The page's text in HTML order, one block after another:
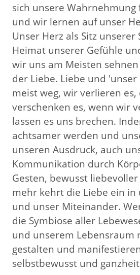
sich unsere Wahrnehmung
und wir lernen auf unser
Unser Herz als Sitz unserer
Heimat unserer Gefühle
wir uns am Meisten
der Liebe. Liebe und
meist weg, wir verlieren es,
verschenken es, wenn wir
lassen es uns brechen.
achtsamer werden und
unseren Ausdruck, auch
Kommunikation durch
Gesten, bewusst
mehr kehrt die Liebe ein in
und unser Miteinander.
die Symbiose aller
und unserem Lebensraum
gestalten und
selbstbewusst und